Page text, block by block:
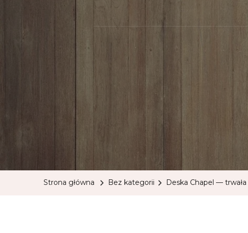
Strona główna Bez kategorii Deska Chapel —